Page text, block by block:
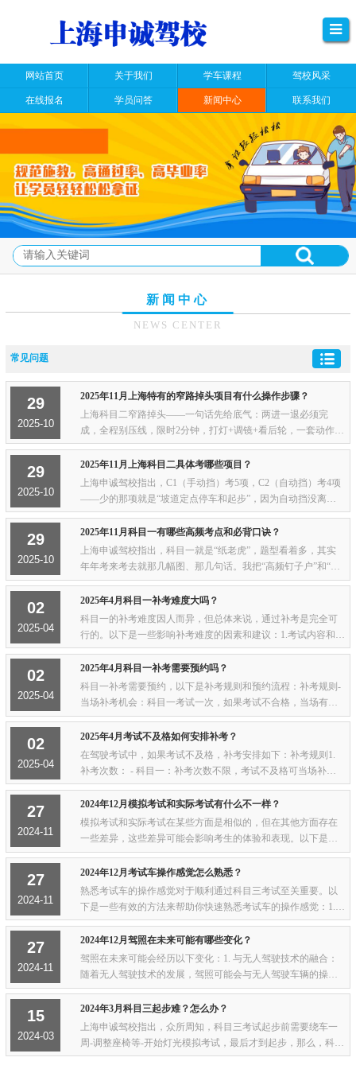
网站首页 关于我们 学车课程 驾校风采
在线报名 学员问答 新闻中心 联系我们
新闻中心
NEWS CENTER
常见问题
29
2025-10
2025年11月上海特有的窄路掉头项目有什么操作步骤？
上海科目二窄路掉头——一句话先给底气：两进一退必须完
成，全程别压线，限时2分钟，打灯+调镜+看后轮，一套动作像
跳探戈，踩点就能过。操作步骤（人话版）靠右贴线 进入项目
前先把车身拉到道路右侧，距边线≤30 cm，...
29
2025-10
2025年11月上海科目二具体考哪些项目？
上海申诚驾校指出，C1（手动挡）考5项，C2（自动挡）考4项
——少的那项就是“坡道定点停车和起步”，因为自动挡没离
合，不用练半坡怕熄火。C1具体考啥？（5兄弟）1. 倒车入库
——左右各倒一次，压线直接挂。2. 坡道定...
29
2025-10
2025年11月科目一有哪些高频考点和必背口诀？
上海申诚驾校指出，科目一就是“纸老虎”，题型看着多，其实
年年考来考去就那几幅图、那几句话。我把“高频钉子户”和“顺
口溜”给你打包好了，今天背完明天就能上90。必考图标“三张
脸”红圈白底黑字——限速：里面...
02
2025-04
2025年4月科目一补考难度大吗？
科目一的补考难度因人而异，但总体来说，通过补考是完全可
行的。以下是一些影响补考难度的因素和建议：1.考试内容和题
型- 考试内容：科目一主要考察交通法规、标志、标线、安全驾
驶常识、处罚规定等，题型为选择题和...
02
2025-04
2025年4月科目一补考需要预约吗？
科目一补考需要预约，以下是补考规则和预约流程：补考规则-
当场补考机会：科目一考试一次，如果考试不合格，当场有一
次补考机会。如果补考仍不合格，本次考试终止，需重新预约
考试。- 补考次数限制：科目一补考次数...
02
2025-04
2025年4月考试不及格如何安排补考？
在驾驶考试中，如果考试不及格，补考安排如下：补考规则1.
补考次数： - 科目一：补考次数不限，考试不及格可当场补考
一次，若仍未通过，需重新预约。 - 科目二和科目三：在学习
驾驶证明有效期内，最多可预约五次考试...
27
2024-11
2024年12月模拟考试和实际考试有什么不一样？
模拟考试和实际考试在某些方面是相似的，但在其他方面存在
一些差异，这些差异可能会影响考生的体验和表现。以下是模
拟考试和实际考试之间的一些主要区别：1. 压力水平： - 模拟
考试：通常压力较小，因为考生知道这不...
27
2024-11
2024年12月考试车操作感觉怎么熟悉？
熟悉考试车的操作感觉对于顺利通过科目三考试至关重要。以
下是一些有效的方法来帮助你快速熟悉考试车的操作感觉：1.
模拟考试：参加模拟考试是熟悉考试车操作感觉的最直接方
式。通过模拟考试，你可以在实际的考试环境...
27
2024-11
2024年12月驾照在未来可能有哪些变化？
驾照在未来可能会经历以下变化：1. 与无人驾驶技术的融合：
随着无人驾驶技术的发展，驾照可能会与无人驾驶车辆的操作
权限相结合。例如，驾照可能会包含对不同级别自动驾驶车辆
的操作资格。这意味着驾照持有者将能够根...
15
2024-03
2024年3月科目三起步难？怎么办？
上海申诚驾校指出，众所周知，科目三考试起步前需要绕车一
周-调整座椅等-开始灯光模拟考试，最后才到起步，那么，科目
三起步要注意哪些问题呢？起步步骤1、点火发动上车准备结